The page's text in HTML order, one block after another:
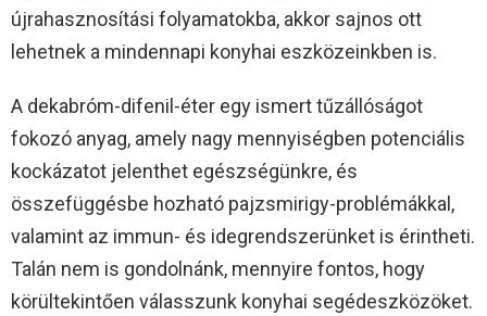
újrahasznosítási folyamatokba, akkor sajnos ott
lehetnek a mindennapi konyhai eszközeinkben is.
A dekabróm-difenil-éter egy ismert tűzállóságot
fokozó anyag, amely nagy mennyiségben potenciális
kockázatot jelenthet egészségünkre, és
összefüggésbe hozható pajzsmirigy-problémákkal,
valamint az immun- és idegrendszerünket is érintheti.
Talán nem is gondolnánk, mennyire fontos, hogy
körültekintően válasszunk konyhai segédeszközöket.